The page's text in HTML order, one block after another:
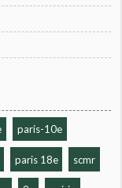
paris-10e
paris 18e scmr